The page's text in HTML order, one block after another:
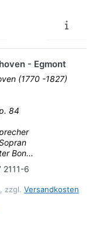
- Egmont
(1770 -1827)
84
Bon...
2111-6
zzgl. Versandkosten